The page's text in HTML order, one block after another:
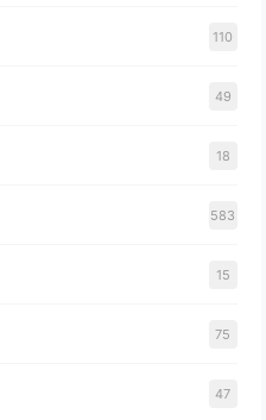
110
49
18
583
15
75
47